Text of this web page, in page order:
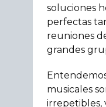
soluciones
perfectas
reuniones
grandes
musicales
irrepetibles,